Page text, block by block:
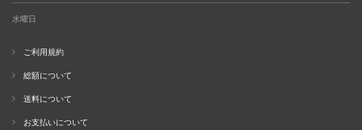
水曜日
ご利用規約
総額について
送料について
お支払いについて